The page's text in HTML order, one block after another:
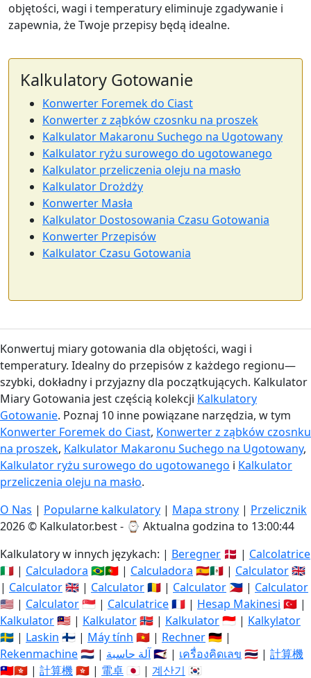
objętości, wagi i temperatury eliminuje zgadywanie i
zapewnia, że Twoje przepisy będą idealne.
Kalkulatory Gotowanie
Konwerter Foremek do Ciast
Konwerter z ząbków czosnku na proszek
Kalkulator Makaronu Suchego na Ugotowany
Kalkulator ryżu surowego do ugotowanego
Kalkulator przeliczenia oleju na masło
Kalkulator Drożdży
Konwerter Masła
Kalkulator Dostosowania Czasu Gotowania
Konwerter Przepisów
Kalkulator Czasu Gotowania
Konwertuj miary gotowania dla objętości, wagi i
temperatury. Idealny do przepisów z każdego regionu—
szybki, dokładny i przyjazny dla początkujących. Kalkulator
Miary Gotowania jest częścią kolekcji Kalkulatory
Gotowanie. Poznaj 10 inne powiązane narzędzia, w tym
Konwerter Foremek do Ciast, Konwerter z ząbków czosnku
na proszek, Kalkulator Makaronu Suchego na Ugotowany,
Kalkulator ryżu surowego do ugotowanego i Kalkulator
przeliczenia oleju na masło.
O Nas | Popularne kalkulatory | Mapa strony | Przelicznik
2026 © Kalkulator.best - ⌚ Aktualna godzina to 13:00:44
Kalkulatory w innych językach: | Beregner 🇩🇰 | Calcolatrice
🇮🇹 | Calculadora 🇧🇷🇵🇹 | Calculadora 🇪🇸🇲🇽 | Calculator🇬🇧
| Calculator🇬🇧 | Calculator🇷🇴 | Calculator 🇵🇭 | Calculator
🇺🇸 | Calculator🇸🇬 | Calculatrice🇫🇷 | Hesap Makinesi 🇹🇷 |
Kalkulator🇲🇾 | Kalkulator🇳🇴 | Kalkulator🇮🇩 | Kalkylator
🇸🇪 | Laskin 🇫🇮 | Máy tính 🇻🇳 | Rechner🇩🇪 |
Rekenmachine🇳🇱 | آلة حاسبة🇸🇦 | เครื่องคิดเลข 🇹🇭 | 計算機
🇹🇼🇭🇰 | 計算機🇭🇰 | 電卓 🇯🇵 | 계산기 🇰🇷